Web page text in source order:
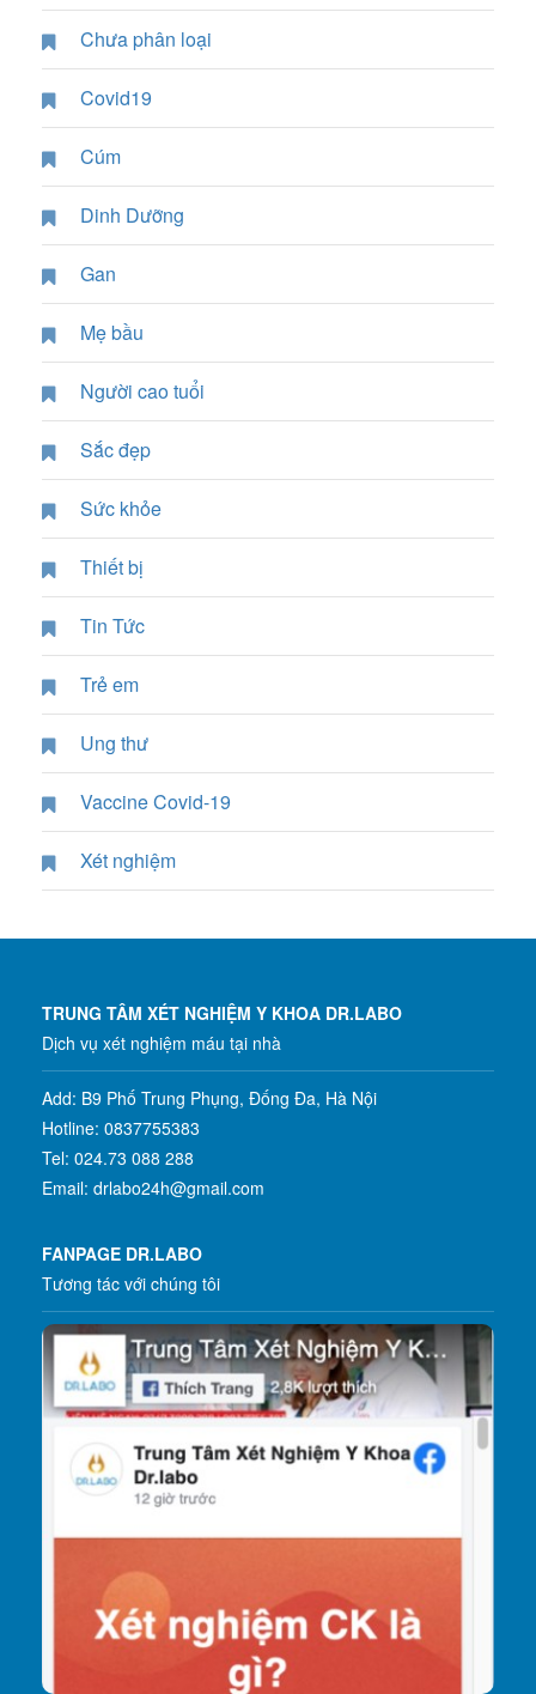
Chưa phân loại
Covid19
Cúm
Dinh Dưỡng
Gan
Mẹ bầu
Người cao tuổi
Sắc đẹp
Sức khỏe
Thiết bị
Tin Tức
Trẻ em
Ung thư
Vaccine Covid-19
Xét nghiệm
TRUNG TÂM XÉT NGHIỆM Y KHOA DR.LABO
Dịch vụ xét nghiệm máu tại nhà
Add: B9 Phố Trung Phụng, Đống Đa, Hà Nội
Hotline: 0837755383
Tel: 024.73 088 288
Email: drlabo24h@gmail.com
FANPAGE DR.LABO
Tương tác với chúng tôi